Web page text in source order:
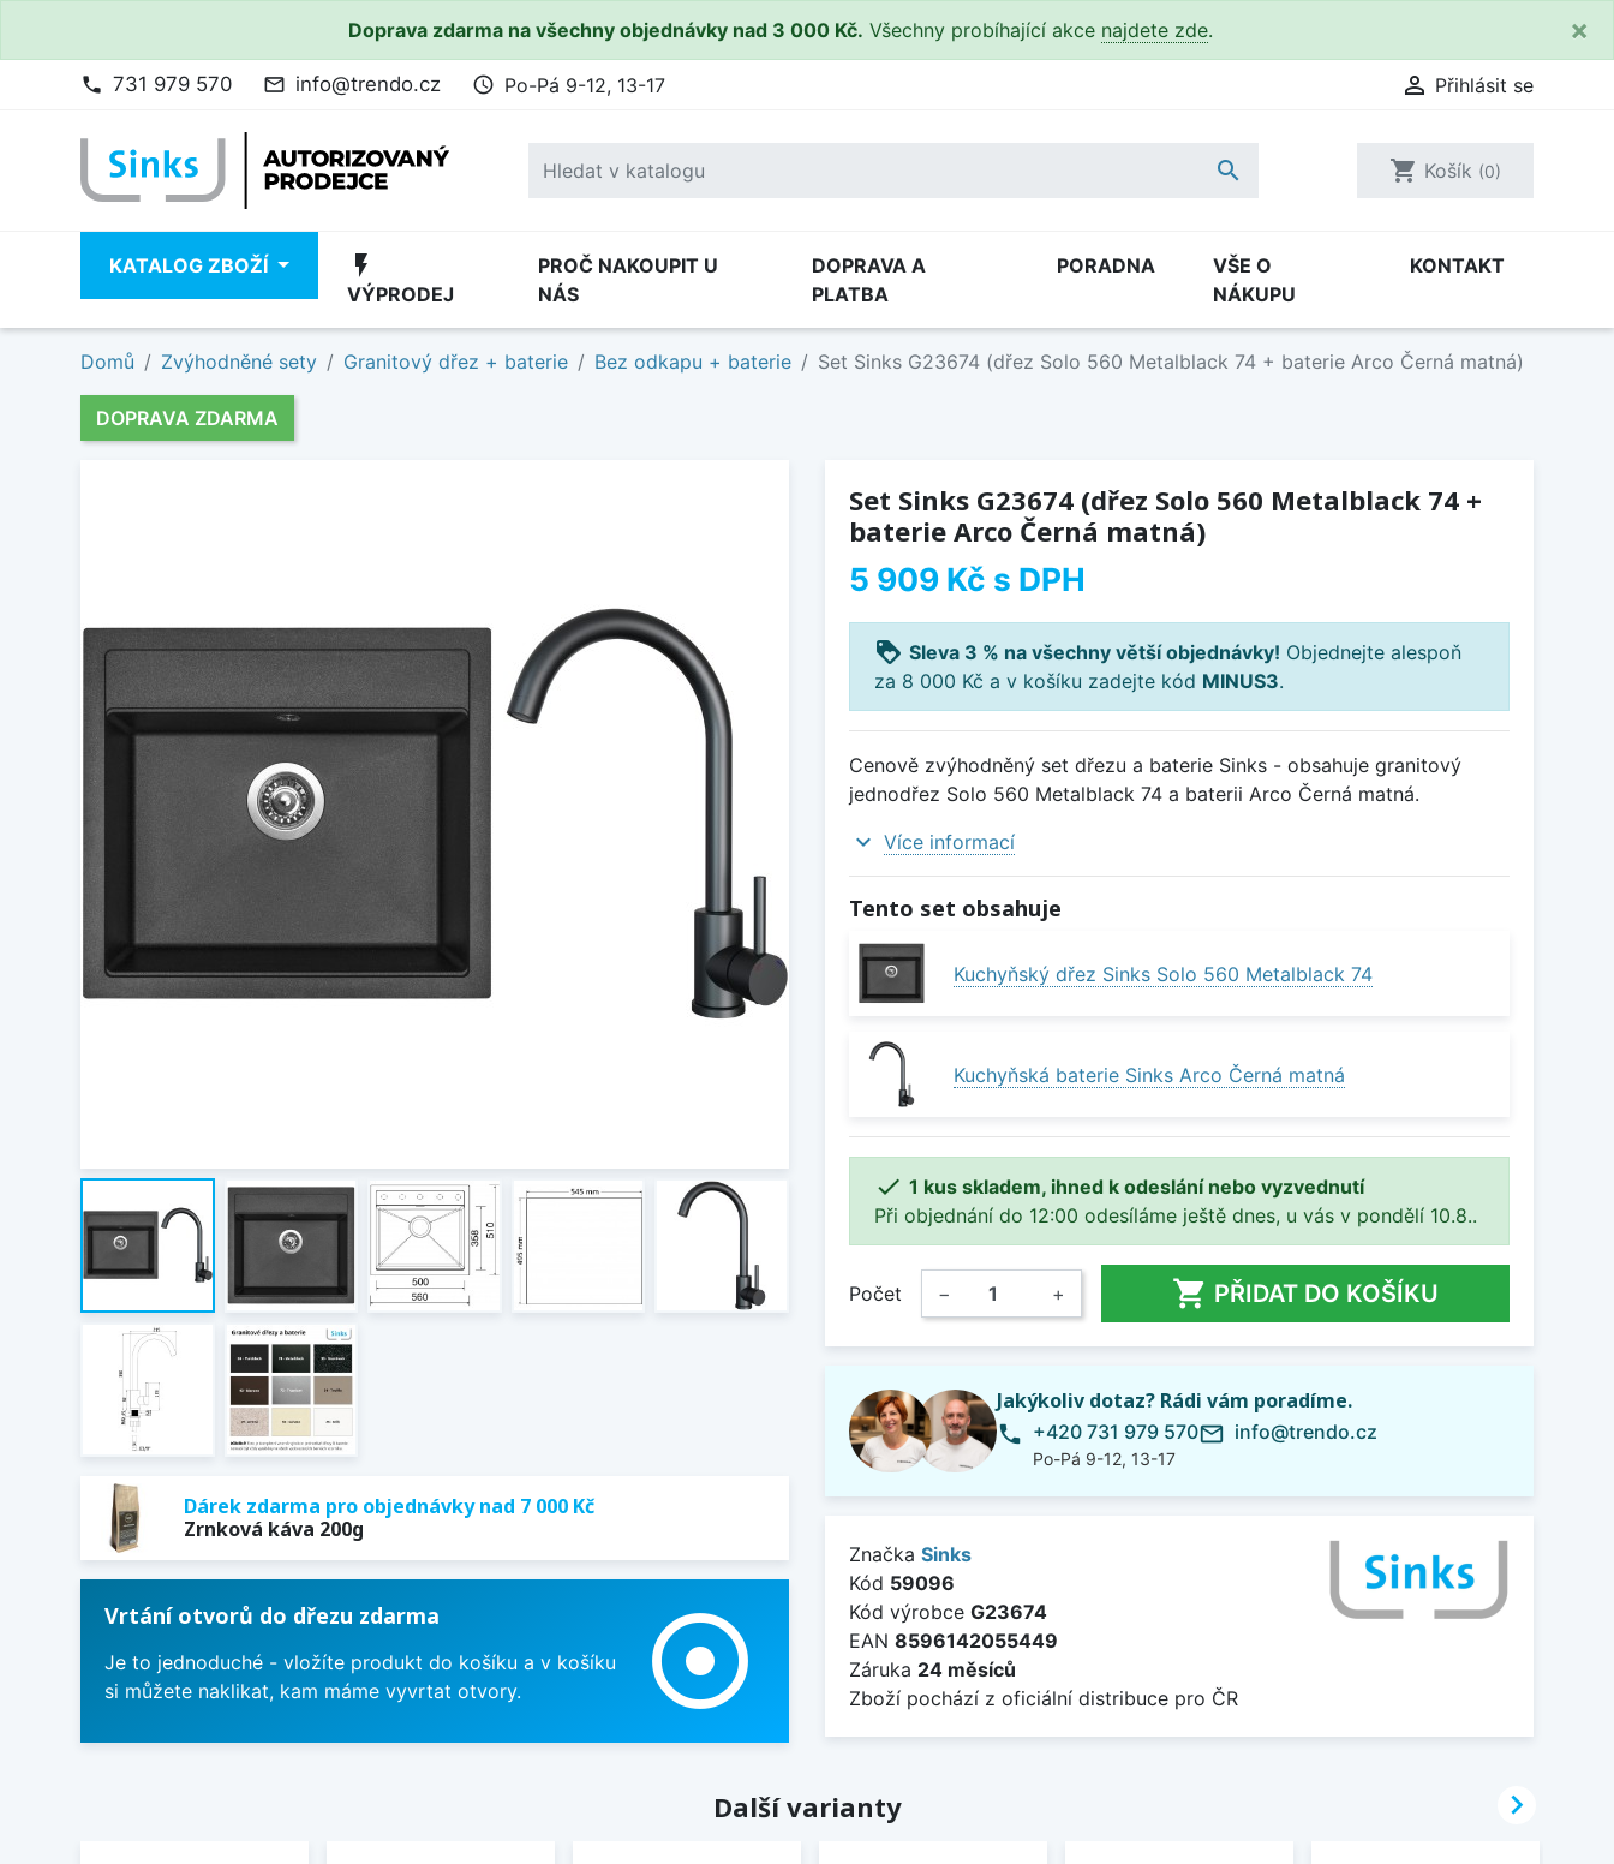
Doprava zdarma na všechny objednávky nad 3 000 Kč. Všechny probíhající akce najdete zde. ×
phone 731 979 570 mail_outline info@trendo.cz access_time Po-Pá 9-12, 13-17  Přihlásit se
 shopping_cart Košík (0)
KATALOG ZBOŽÍ flash_on
VÝPRODEJ
PROČ NAKOUPIT U
NÁS
DOPRAVA A
PLATBA
PORADNA
VŠE O
NÁKUPU
KONTAKT
Domů Zvýhodněné sety Granitový dřez + baterie Bez odkapu + baterie Set Sinks G23674 (dřez Solo 560 Metalblack 74 + baterie Arco Černá matná)
DOPRAVA ZDARMA
Dárek zdarma pro objednávky nad 7 000 Kč
Zrnková káva 200g
Vrtání otvorů do dřezu zdarma
Je to jednoduché - vložíte produkt do košíku a v košíku
si můžete naklikat, kam máme vyvrtat otvory.
adjust
Set Sinks G23674 (dřez Solo 560 Metalblack 74 +
baterie Arco Černá matná)
5 909 Kč s DPH
loyalty Sleva 3 % na všechny větší objednávky! Objednejte alespoň
za 8 000 Kč a v košíku zadejte kód MINUS3.
Cenově zvýhodněný set dřezu a baterie Sinks - obsahuje granitový
jednodřez Solo 560 Metalblack 74 a baterii Arco Černá matná.
expand_more Více informací
Tento set obsahuje
Kuchyňský dřez Sinks Solo 560 Metalblack 74
Kuchyňská baterie Sinks Arco Černá matná
 1 kus skladem, ihned k odeslání nebo vyzvednutí
Při objednání do 12:00 odesíláme ještě dnes, u vás v pondělí 10.8..
Počet − +  PŘIDAT DO KOŠÍKU
Jakýkoliv dotaz? Rádi vám poradíme.
phone +420 731 979 570
Po-Pá 9-12, 13-17
mail_outline info@trendo.cz
Značka Sinks
Kód 59096
Kód výrobce G23674
EAN 8596142055449
Záruka 24 měsíců
Zboží pochází z oficiální distribuce pro ČR
Další varianty 